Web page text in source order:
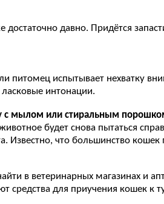
давно. Придётся
питомец испытывает нехватку
интонации.
с мылом или стиральным
будет снова пытаться
Известно, что большинство
в ветеринарных магазинах и
средства для приучения кошек к